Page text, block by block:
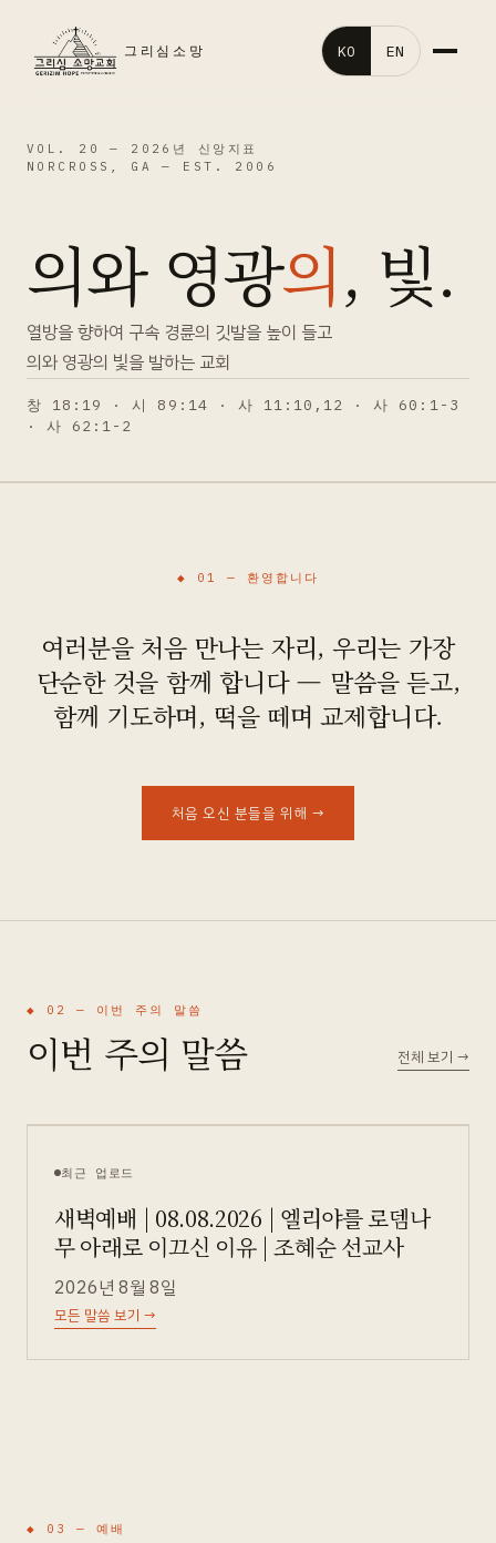
그리심소망 KO EN
말씀영상
교회행사
처음오신분
VOL. 20 — 2026년 신앙지표
NORCROSS, GA — EST. 2006
의와 영광의, 빛.
열방을 향하여 구속 경륜의 깃발을 높이 들고
의와 영광의 빛을 발하는 교회
창 18:19 · 시 89:14 · 사 11:10,12 · 사 60:1-3
· 사 62:1-2
◆ 01 — 환영합니다
여러분을 처음 만나는 자리, 우리는 가장
단순한 것을 함께 합니다 — 말씀을 듣고,
함께 기도하며, 떡을 떼며 교제합니다.
처음 오신 분들을 위해 →
◆ 02 — 이번 주의 말씀
이번 주의 말씀 전체 보기 →
최근 업로드
새벽예배 | 08.08.2026 | 엘리야를 로뎀나
무 아래로 이끄신 이유 | 조혜순 선교사
2026년 8월 8일
모든 말씀 보기 →
◆ 03 — 예배